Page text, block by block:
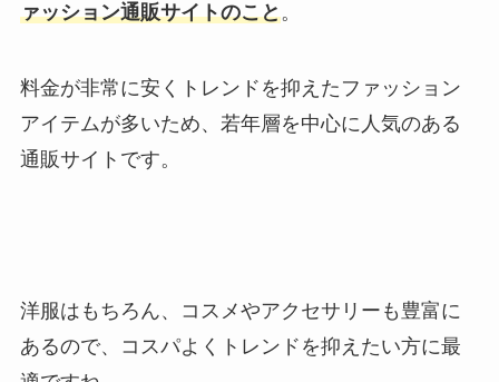
ァッション通販サイトのこと。
料金が非常に安くトレンドを抑えたファッション
アイテムが多いため、若年層を中心に人気のある
通販サイトです。
洋服はもちろん、コスメやアクセサリーも豊富に
あるので、コスパよくトレンドを抑えたい方に最